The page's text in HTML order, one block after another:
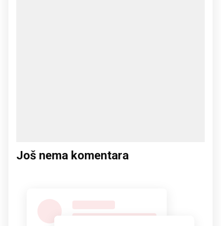
Još nema komentara